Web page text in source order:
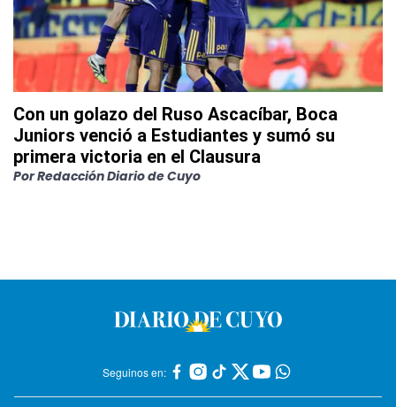
Con un golazo del Ruso Ascacíbar, Boca
Juniors venció a Estudiantes y sumó su
primera victoria en el Clausura
PorRedacción Diario de Cuyo
Seguinos en: